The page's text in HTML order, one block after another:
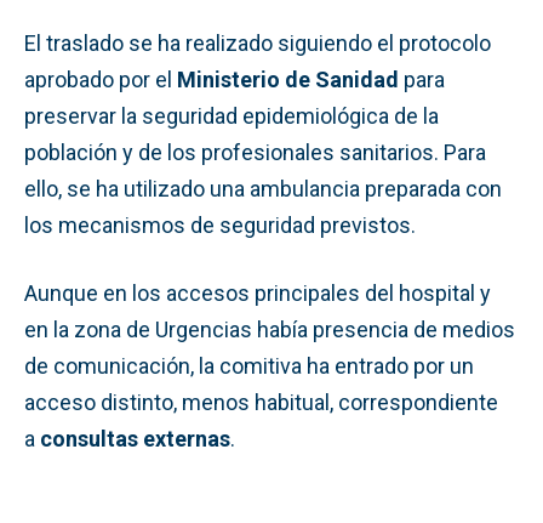
El traslado se ha realizado siguiendo el protocolo
aprobado por el Ministerio de Sanidad para
preservar la seguridad epidemiológica de la
población y de los profesionales sanitarios. Para
ello, se ha utilizado una ambulancia preparada con
los mecanismos de seguridad previstos.
Aunque en los accesos principales del hospital y
en la zona de Urgencias había presencia de medios
de comunicación, la comitiva ha entrado por un
acceso distinto, menos habitual, correspondiente
a consultas externas.